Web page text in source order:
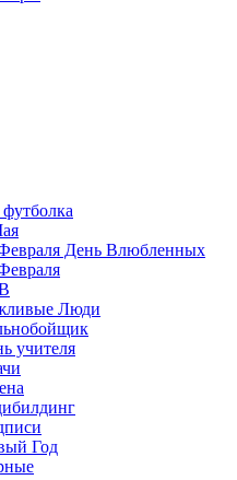
День Влюбленных
Люди
учителя
Год